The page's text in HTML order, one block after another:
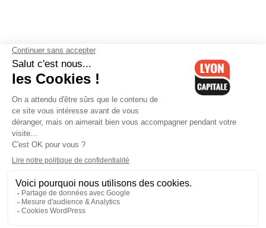
Contactez-nous-Mentions légales-CGV-Politique de
confidentialité-Gestion des cookies